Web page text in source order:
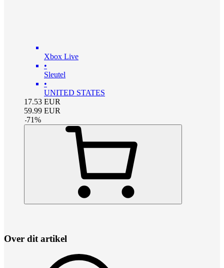
Xbox Live
•
Sleutel
•
UNITED STATES
17.53 EUR
59.99 EUR
-71%
Over dit artikel